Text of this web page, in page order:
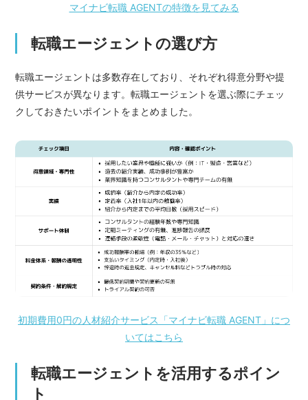
マイナビ転職 AGENTの特徴を見てみる
転職エージェントの選び方
転職エージェントは多数存在しており、それぞれ得意分野や提
供サービスが異なります。転職エージェントを選ぶ際にチェッ
クしておきたいポイントをまとめました。
初期費用0円の人材紹介サービス「マイナビ転職 AGENT」につ
いてはこちら
転職エージェントを活用するポイン
ト